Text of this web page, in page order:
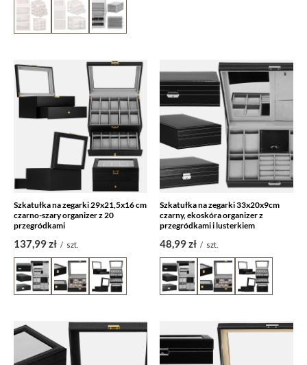
Szkatułka na zegarki 29x21,5x16 cm
czarno-szary organizer z 20
przegródkami
137,99 zł / szt.
Szkatułka na zegarki 33x20x9cm
czarny, ekoskóra organizer z
przegródkami i lusterkiem
48,99 zł / szt.